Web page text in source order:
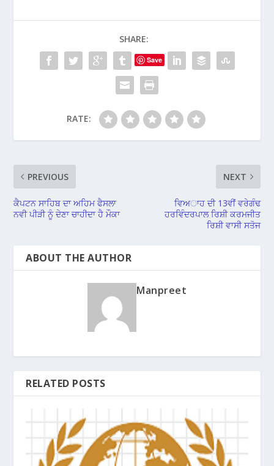
SHARE:
Save
RATE:
PREVIOUS
ਕੈਪਟਨ ਸਾਹਿਬ ਦਾ ਅਹਿਮ ਫੈਸਲਾ
ਨਵੀ ਪੀੜੀ ਨੂੰ ਦੇਣਾ ਚਾਹੀਦਾ ਹੈ ਮੌਕਾ
NEXT
ਵਿਅਾਹ ਦੀ 13ਵੀਂ ਵਰੇਗੰਢ
ਹਰਵਿੰਦਰਪਾਲ ਰਿਸ਼ੀ ਕਰਮਜੀਤ
ਰਿਸ਼ੀ ਵਾਸੀ ਸਤੋਜ
ABOUT THE AUTHOR
Manpreet
RELATED POSTS